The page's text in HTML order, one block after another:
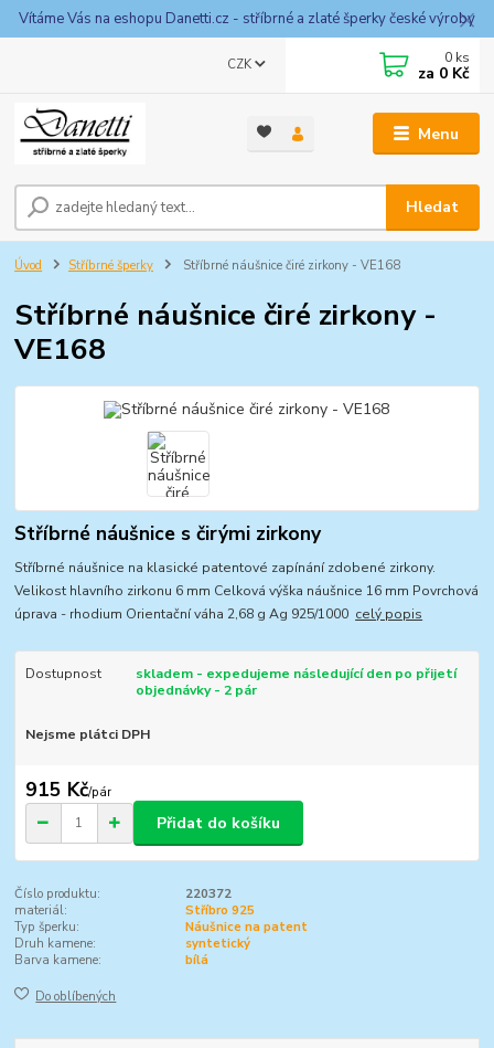
Vítáme Vás na eshopu Danetti.cz - stříbrné a zlaté šperky české výroby
Menu
CZK
Hledat
0 ks
za 0 Kč
Úvod Stříbrné šperky Stříbrné náušnice čiré zirkony - VE168
Stříbrné náušnice čiré zirkony -
VE168
Stříbrné náušnice s čirými zirkony
Stříbrné náušnice na klasické patentové zapínání zdobené zirkony.
Velikost hlavního zirkonu 6 mm Celková výška náušnice 16 mm Povrchová
úprava - rhodium Orientační váha 2,68 g Ag 925/1000 celý popis
Dostupnost
skladem - expedujeme následující den po přijetí
objednávky - 2 pár
Nejsme plátci DPH
915 Kč/pár
Přidat do košíku
Číslo produktu:
220372
materiál:
Stříbro 925
Typ šperku:
Náušnice na patent
Druh kamene:
syntetický
Barva kamene:
bílá
Do oblíbených